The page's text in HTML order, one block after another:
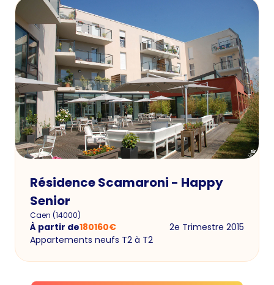
Résidence Scamaroni - Happy
Senior
Caen (14000)
À partir de180160€
2e Trimestre 2015
Appartements neufs T2 à T2